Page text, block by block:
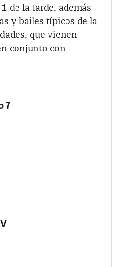
de la tarde, además
y bailes típicos de la
que vienen
conjunto con
7